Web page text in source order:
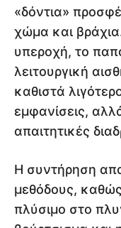
«δόντια»
χώμα και
υπεροχή, το
λειτουργική
καθιστά
εμφανίσεις,
απαιτητικές
Η συντήρηση
μεθόδους, καθώς
πλύσιμο στο